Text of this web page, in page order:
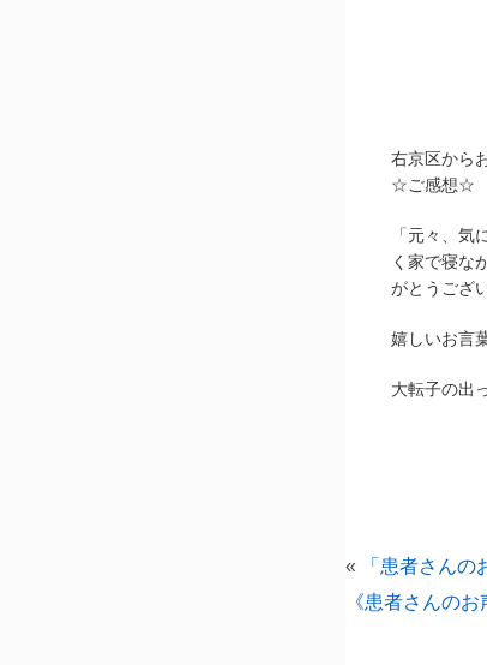
右京区から
☆ご感想☆
「元々、
く家で寝な
がとうござ
嬉しいお言
大転子の出
«
「患者さんの
《患者さんの